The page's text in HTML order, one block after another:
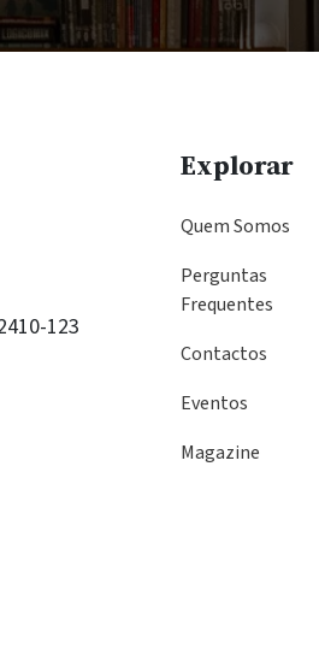
123
Explorar
Quem Somos
Perguntas
Frequentes
Contactos
Eventos
Magazine